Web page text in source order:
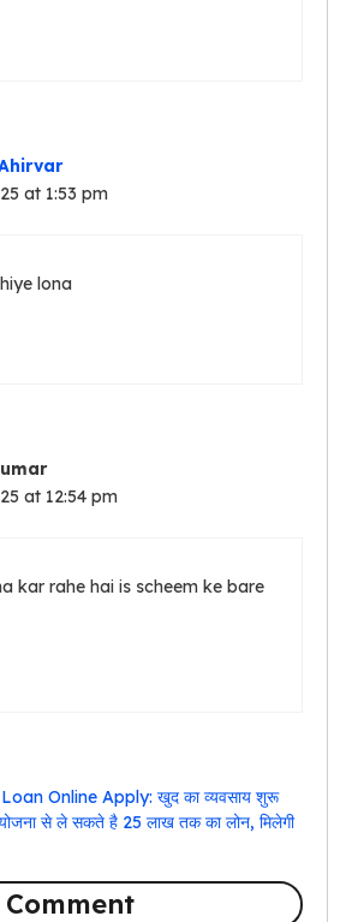
at 1:53 pm
lona
at 12:54 pm
kar rahe hai is scheem ke bare
Online Apply: खुद का व्यवसाय शुरू
से ले सकते है 25 लाख तक का लोन, मिलेगी